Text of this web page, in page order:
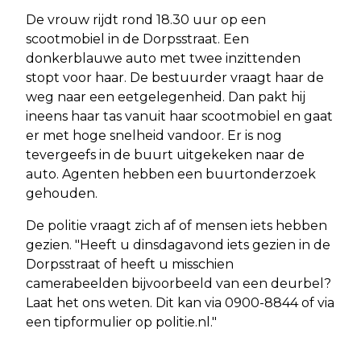
De vrouw rijdt rond 18.30 uur op een
scootmobiel in de Dorpsstraat. Een
donkerblauwe auto met twee inzittenden
stopt voor haar. De bestuurder vraagt haar de
weg naar een eetgelegenheid. Dan pakt hij
ineens haar tas vanuit haar scootmobiel en gaat
er met hoge snelheid vandoor. Er is nog
tevergeefs in de buurt uitgekeken naar de
auto. Agenten hebben een buurtonderzoek
gehouden.
De politie vraagt zich af of mensen iets hebben
gezien. "Heeft u dinsdagavond iets gezien in de
Dorpsstraat of heeft u misschien
camerabeelden bijvoorbeeld van een deurbel?
Laat het ons weten. Dit kan via 0900-8844 of via
een tipformulier op politie.nl."